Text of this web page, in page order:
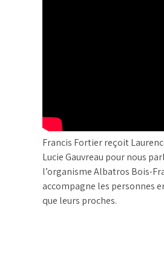
Francis Fortier reçoit
Lucie Gauvreau pour nous
l’organisme Albatros Bois-
accompagne les personnes
que leurs proches.